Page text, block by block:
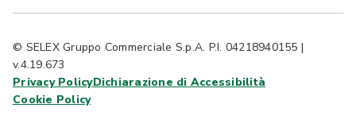
© SELEX Gruppo Commerciale S.p.A. P.I. 04218940155 |
v.4.19.673
Privacy PolicyDichiarazione di Accessibilità
Cookie Policy